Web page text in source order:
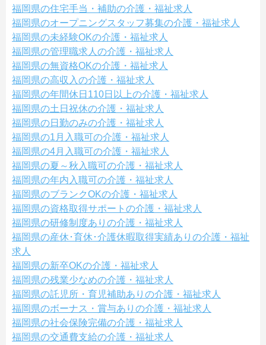
福岡県の住宅手当・補助の介護・福祉求人
福岡県のオープニングスタッフ募集の介護・福祉求人
福岡県の未経験OKの介護・福祉求人
福岡県の管理職求人の介護・福祉求人
福岡県の無資格OKの介護・福祉求人
福岡県の高収入の介護・福祉求人
福岡県の年間休日110日以上の介護・福祉求人
福岡県の土日祝休の介護・福祉求人
福岡県の日勤のみの介護・福祉求人
福岡県の1月入職可の介護・福祉求人
福岡県の4月入職可の介護・福祉求人
福岡県の夏～秋入職可の介護・福祉求人
福岡県の年内入職可の介護・福祉求人
福岡県のブランクOKの介護・福祉求人
福岡県の資格取得サポートの介護・福祉求人
福岡県の研修制度ありの介護・福祉求人
福岡県の産休･育休･介護休暇取得実績ありの介護・福祉
求人
福岡県の新卒OKの介護・福祉求人
福岡県の残業少なめの介護・福祉求人
福岡県の託児所・育児補助ありの介護・福祉求人
福岡県のボーナス・賞与ありの介護・福祉求人
福岡県の社会保険完備の介護・福祉求人
福岡県の交通費支給の介護・福祉求人